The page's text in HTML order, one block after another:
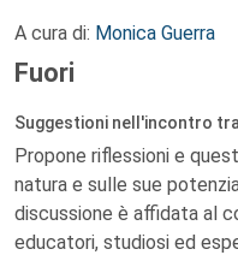
A cura di: Monica Guerra
Fuori
Suggestioni nell'incontro
Propone riflessioni e
natura e sulle sue
discussione è affidata al
educatori, studiosi ed